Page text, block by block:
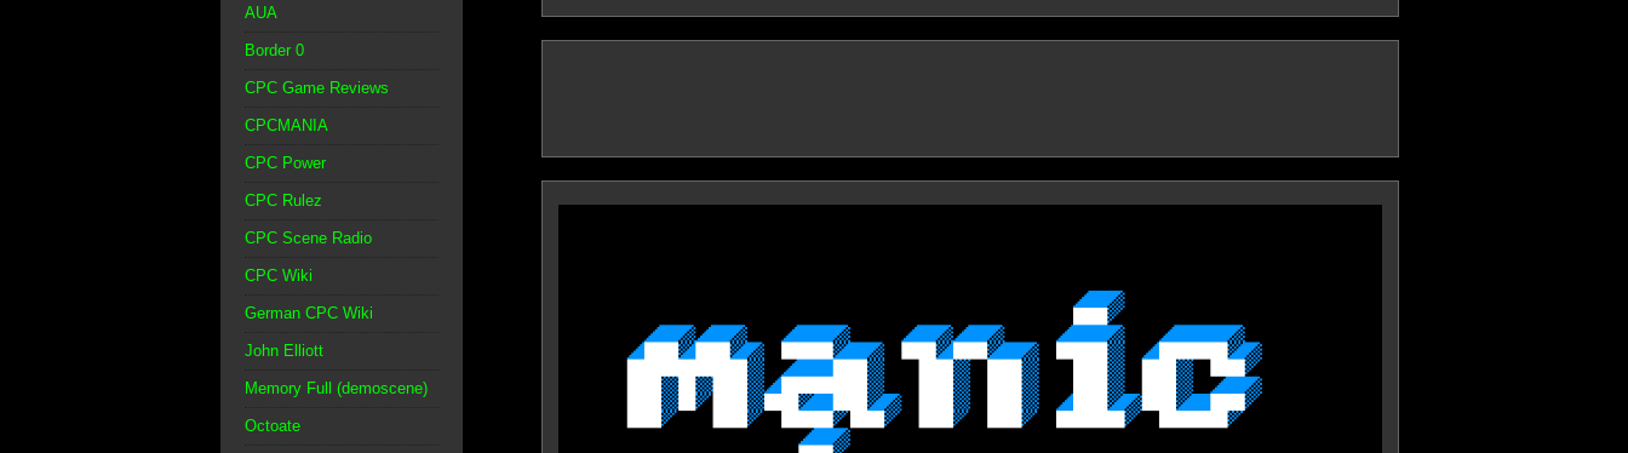
AUA
Border 0
CPC Game Reviews
CPCMANIA
CPC Power
CPC Rulez
CPC Scene Radio
CPC Wiki
German CPC Wiki
John Elliott
Memory Full (demoscene)
Octoate